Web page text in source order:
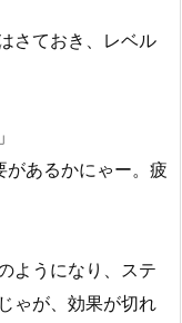
さておき、レベル
があるかにゃー。疲
ようになり、ステ
ゃが、効果が切れ